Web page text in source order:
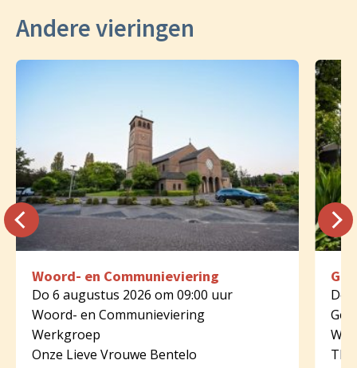
Andere vieringen
Woord- en Communieviering
Do 6 augustus 2026 om 09:00 uur
Woord- en Communieviering
Werkgroep
Onze Lieve Vrouwe Bentelo
Do